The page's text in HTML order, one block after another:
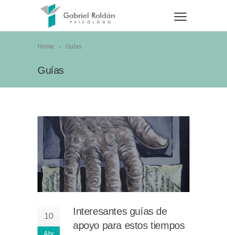
Home Guías
Guías
10
Interesantes guías de
apoyo para estos tiempos